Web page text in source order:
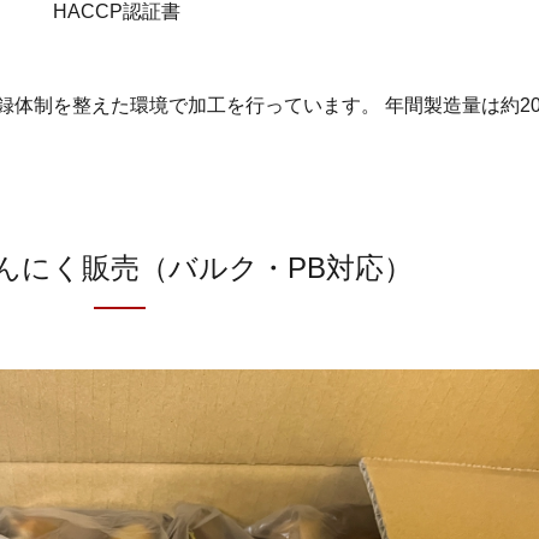
HACCP認証書
体制を整えた環境で加工を行っています。 年間製造量は約
にく販売（バルク・PB対応）